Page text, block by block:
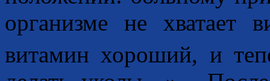
организме не хватает
витамин хороший, и